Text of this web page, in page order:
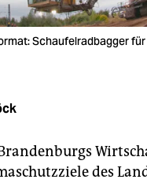
Schaufelradbagger
des